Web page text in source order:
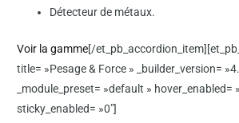
Détecteur de métaux.
Voir la gamme[/
title= »Pesage & Force » _builder_version=
_module_preset= »default » hover_enabled=
sticky_enabled= »0″]